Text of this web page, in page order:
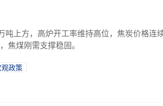
吨上方，高炉开工率维持高位，焦炭价格
焦煤刚需支撑稳固。
政策